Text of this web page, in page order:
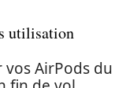
utilisation
vos AirPods du